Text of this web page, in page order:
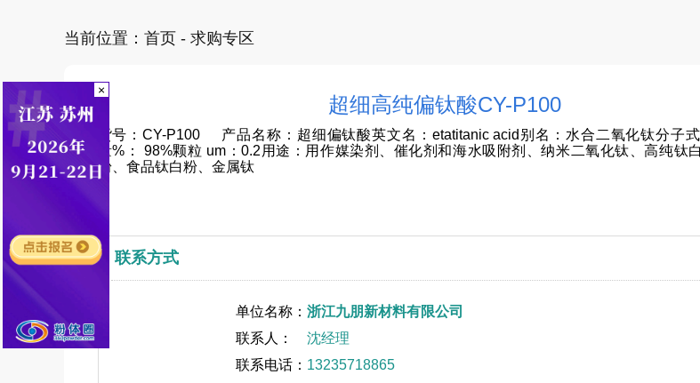
当前位置： 首页 - 求购专区
超细高纯偏钛酸CY-P100
货号：CY-P100 产品名称：超细偏钛酸英文名：etatitanic acid别名：水合二氧化钛分子式
量%： 98%颗粒 um：0.2用途：用作媒染剂、催化剂和海水吸附剂、纳米二氧化钛、高纯钛
粉、食品钛白粉、金属钛
联系方式
单位名称： 浙江九朋新材料有限公司
联系人：
沈经理
联系电话： 13235718865
×